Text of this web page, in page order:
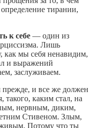
тирании,
к себе — один из
Лишь
как мы себя ненавидим,
и выражений
заслуживаем.
прежде, и все же должен
такого, каким стал, на
нервным, диким,
Стивеном. Злым,
Потому что ты